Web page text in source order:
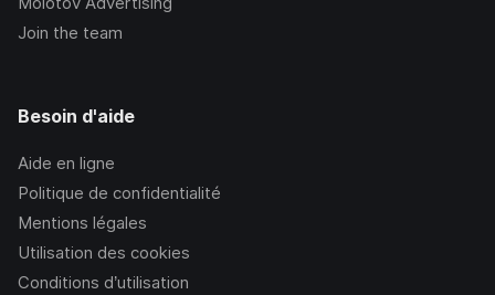
Join the team
Besoin d'aide
Aide en ligne
Politique de confidentialité
Mentions légales
Utilisation des cookies
Conditions d’utilisation